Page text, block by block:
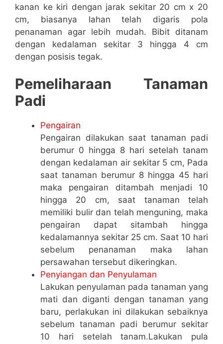
kanan ke kiri dengan jarak sekitar 20 cm x 20
cm, biasanya lahan telah digaris pola
penanaman agar lebih mudah. Bibit ditanam
dengan kedalaman sekitar 3 hingga 4 cm
dengan posisis tegak.
Pemeliharaan Tanaman
Padi
Pengairan
Pengairan dilakukan saat tanaman padi
berumur 0 hingga 8 hari setelah tanam
dengan kedalaman air sekitar 5 cm, Pada
saat tanaman berumur 8 hingga 45 hari
maka pengairan ditambah menjadi 10
hingga 20 cm, saat tanaman telah
memiliki bulir dan telah menguning, maka
pengairan dapat sitambah hingga
kedalamannya sekitar 25 cm. Saat 10 hari
sebelum penanaman maka lahan
persawahan tersebut dikeringkan.
Penyiangan dan Penyulaman
Lakukan penyulaman pada tanaman yang
mati dan diganti dengan tanaman yang
baru, perlakukan ini dilakukan sebaiknya
sebelum tanaman padi berumur sekitar
10 hari setelah tanam.Lakukan pula